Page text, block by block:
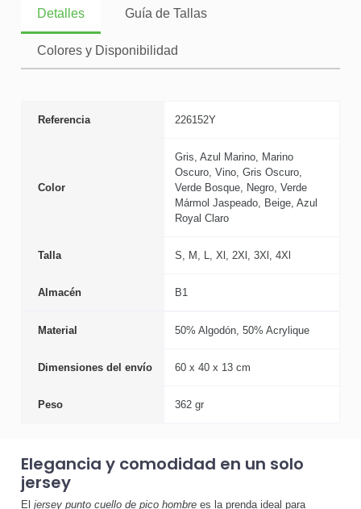
Detalles Guía de Tallas
Colores y Disponibilidad
Referencia 226152Y
Color
Gris, Azul Marino, Marino
Oscuro, Vino, Gris Oscuro,
Verde Bosque, Negro, Verde
Mármol Jaspeado, Beige, Azul
Royal Claro
Talla S, M, L, Xl, 2Xl, 3Xl, 4Xl
Almacén B1
Material 50% Algodón, 50% Acrylique
Dimensiones del envío 60 x 40 x 13 cm
Peso 362 gr
Elegancia y comodidad en un solo
jersey
El jersey punto cuello de pico hombre es la prenda ideal para